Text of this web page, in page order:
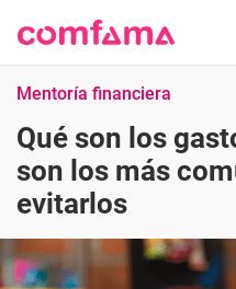
Mentoría financiera
Qué son los
son los más
evitarlos